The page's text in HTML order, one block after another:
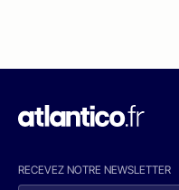
RECEVEZ NOTRE NEWSLETTER